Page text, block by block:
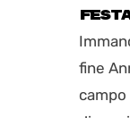
fine